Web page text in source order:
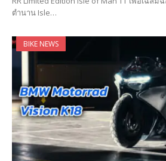
ตำนาน Isle…
BIKE NEWS